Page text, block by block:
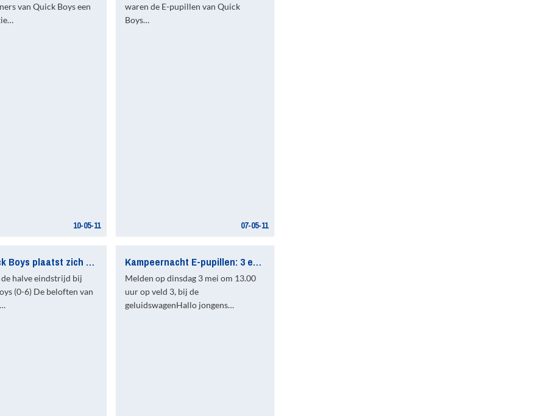
van Quick Boys een
10-05-11
waren de E-pupillen van Quick
Boys…
07-05-11
Jong Quick Boys plaatst zich voor finale
halve eindstrijd bij
(0-6) De beloften van
Kampeernacht E-pupillen: 3 en 4 mei 2011
Melden op dinsdag 3 mei om 13.00
uur op veld 3, bij de
geluidswagenHallo jongens…